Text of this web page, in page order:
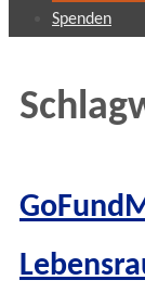
Spenden